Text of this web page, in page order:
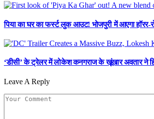
पिया का घर का फर्स्ट लुक आउट! भोजपुरी में आएगा हॉरर-
‘डीसी’ के ट्रेलर में लोकेश कनगराज के खूंखार अवतार ने
Leave A Reply